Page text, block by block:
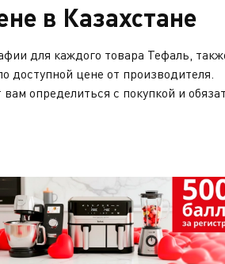
в Казахстане
для каждого товара Тефаль,
цене от производителя.
определиться с покупкой и